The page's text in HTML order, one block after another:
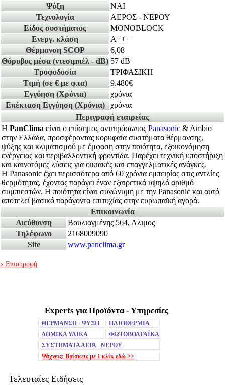
Ψύξη
ΝΑΙ
Τεχνολογία
ΑΕΡΟΣ - ΝΕΡΟΥ
Είδος συστήματος
MONOBLOCK
Ενεργ. κλάση
A+++
Θέρμανση SCOP
6,08
Θόρυβος μέσα (ντεσιμπέλ - dB) 57 dB
Τροφοδοσία
ΤΡΙΦΑΣΙΚΗ
Τιμή (σε € με φπα)
9.480€
Εγγύηση (Χρόνια)
χρόνια
Επέκταση Εγγύηση (Χρόνια)
χρόνια
Περιγραφή εταιρείας
Η PanClima είναι ο επίσημος αντιπρόσωπος Panasonic & Ambio
στην Ελλάδα, προσφέροντας κορυφαία συστήματα θέρμανσης,
ψύξης και κλιματισμού με έμφαση στην ποιότητα, εξοικονόμηση
ενέργειας και περιβαλλοντική φροντίδα. Παρέχει τεχνική υποστήριξη
και καινοτόμες λύσεις για οικιακές και επαγγελματικές ανάγκες.
Η Panasonic έχει περισσότερα από 60 χρόνια εμπειρίας στις αντλίες
θερμότητας, έχοντας παράγει έναν εξαιρετικά υψηλό αριθμό
συμπιεστών. Η ποιότητα είναι συνώνυμη με την Panasonic και αυτό
αποτελεί βασικό παράγοντα επιτυχίας στην ευρωπαϊκή αγορά.
Επικοινωνία
Διεύθυνση
Βουλιαγμένης 564, Αλιμος
Τηλέφωνο
2168009090
Site
www.panclima.gr
« Επιστροφή
MuteExperts για Προϊόντα - Υπηρεσίες
ΘΕΡΜΑΝΣΗ - ΨΥΞΗ
ΗΛΙΟΘΕΡΜΙΑ
ΔΟΜΙΚΑ ΥΛΙΚΑ
ΦΩΤΟΒΟΛΤΑΪΚΑ
ΣΥΣΤΗΜΑΤΑ ΑΕΡΑ - ΝΕΡΟΥ
Ψάχνεις; Βρίσκεις με 1 κλίκ εδώ >>
Τελευταίες Ειδήσεις